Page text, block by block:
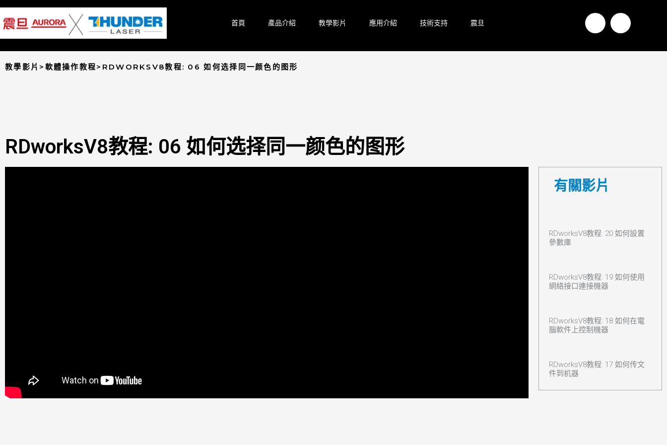
首頁 產品介紹 教學影片 應用介紹 技術支持 震旦
教學影片>軟體操作教程>RDWORKSV8教程: 06 如何选择同一颜色的图形
RDworksV8教程: 06 如何选择同一颜色的图形
有關影片
RDworksV8教程: 20 如何設置
參數庫
RDworksV8教程: 19 如何使用
網絡接口連接機器
RDworksV8教程: 18 如何在電
腦軟件上控制機器
RDworksV8教程: 17 如何传文
件到机器